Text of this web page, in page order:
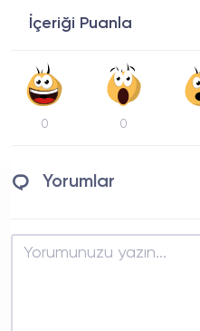
İçeriği Puanla
0 0
Yorumlar